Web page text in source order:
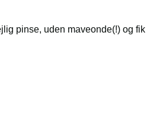
pinse, uden maveonde(!) og